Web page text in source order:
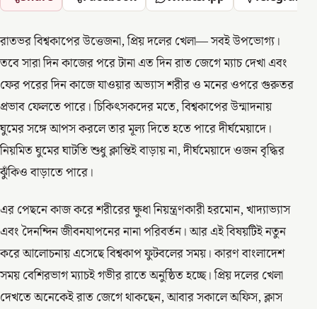
রাতভর বিশ্বকাপের উত্তেজনা, প্রিয় দলের খেলা— সবই উপভোগ্য।
তবে সারা দিন কাজের পরে টানা এত দিন রাত জেগে ম্যাচ দেখা এবং
ফের পরের দিন কাজে যাওয়ার অভ্যাস শরীর ও মনের ওপরে গুরুতর
প্রভাব ফেলতে পারে। চিকিৎসকদের মতে, বিশ্বকাপের উন্মাদনায়
ঘুমের সঙ্গে আপস করলে তার মূল্য দিতে হতে পারে দীর্ঘমেয়াদে।
নিয়মিত ঘুমের ঘাটতি শুধু ক্লান্তিই বাড়ায় না, দীর্ঘমেয়াদে ওজন বৃদ্ধির
ঝুঁকিও বাড়াতে পারে।
এর পেছনে কাজ করে শরীরের ক্ষুধা নিয়ন্ত্রণকারী হরমোন, খাদ্যাভ্যাস
এবং দৈনন্দিন জীবনযাপনের নানা পরিবর্তন। আর এই বিষয়টিই নতুন
করে আলোচনায় এসেছে বিশ্বকাপ ফুটবলের সময়। কারণ বাংলাদেশ
সময় বেশিরভাগ ম্যাচই গভীর রাতে অনুষ্ঠিত হচ্ছে। প্রিয় দলের খেলা
দেখতে অনেকেই রাত জেগে থাকছেন, আবার সকালে অফিস, ক্লাস